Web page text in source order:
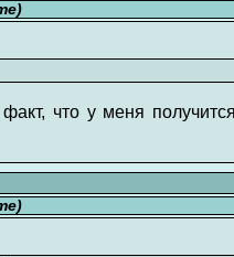
что у меня